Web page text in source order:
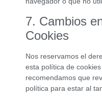
7. Cambios
Cookies
Nos reservamos el
esta política de
recomendamos que
política para estar al